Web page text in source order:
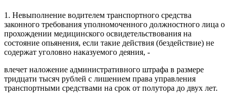
1. Невыполнение водителем транспортного средства
законного требования уполномоченного должностного лица о
прохождении медицинского освидетельствования на
состояние опьянения, если такие действия (бездействие) не
содержат уголовно наказуемого деяния, -
влечет наложение административного штрафа в размере
тридцати тысяч рублей с лишением права управления
транспортными средствами на срок от полутора до двух лет.